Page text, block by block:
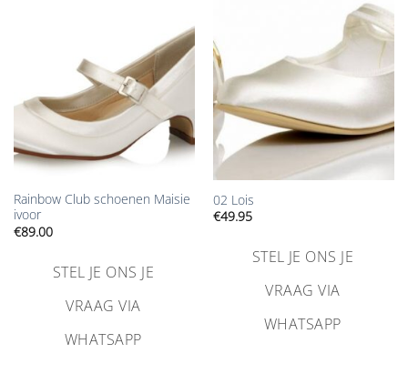
toevoegen
Rainbow Club schoenen Maisie
ivoor
€89.00
STEL JE ONS JE
VRAAG VIA
WHATSAPP
Aan
verlanglijst
toevoegen
02 Lois
€49.95
STEL JE ONS JE
VRAAG VIA
WHATSAPP